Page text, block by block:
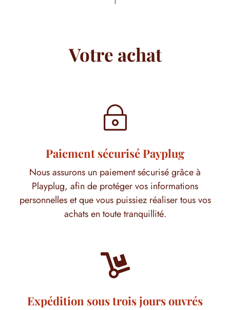
Votre achat
~
Paiement sécurisé Payplug
Nous assurons un paiement sécurisé grâce à
Playplug, afin de protéger vos informations
personnelles et que vous puissiez réaliser tous vos
achats en toute tranquillité.

Expédition sous trois jours ouvrés